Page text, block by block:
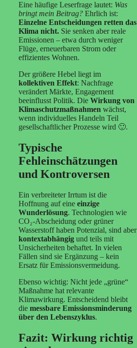
Eine häufige Leserfrage lautet: Was
bringt mein Beitrag? Ehrlich ist:
Einzelne Entscheidungen retten das
Klima nicht. Sie senken aber reale
Emissionen – etwa durch weniger
Flüge, erneuerbaren Strom oder
effizientes Wohnen.
Der größere Hebel liegt im
kollektiven Effekt: Nachfrage
verändert Märkte, Engagement
beeinflusst Politik. Die Wirkung von
Klimaschutzmaßnahmen wächst,
wenn individuelles Handeln Teil
gesellschaftlicher Prozesse wird 🙂.
Typische
Fehleinschätzungen
und Kontroversen
Ein verbreiteter Irrtum ist die
Hoffnung auf eine einzige
Wunderlösung. Technologien wie
CO₂-Abscheidung oder grüner
Wasserstoff haben Potenzial, sind aber
kontextabhängig und teils mit
Unsicherheiten behaftet. In vielen
Fällen sind sie Ergänzung – kein
Ersatz für Emissionsvermeidung.
Ebenso wichtig: Nicht jede „grüne“
Maßnahme hat relevante
Klimawirkung. Entscheidend bleibt
die messbare Emissionsminderung
über den Lebenszyklus.
Fazit: Wirkung richtig